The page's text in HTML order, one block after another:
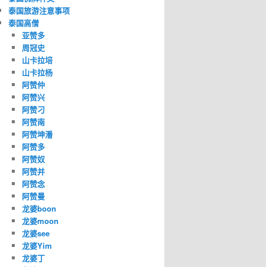
泰国旅游注意事项
泰国高僧
亚赞多
周冠史
山卡拉培
山卡拉杨
阿赞仲
阿赞兴
阿赞刁
阿赞南
阿赞坤潘
阿赞多
阿赞奴
阿赞并
阿赞念
阿赞曼
龙婆boon
龙婆moon
龙婆see
龙婆Yim
龙婆丁